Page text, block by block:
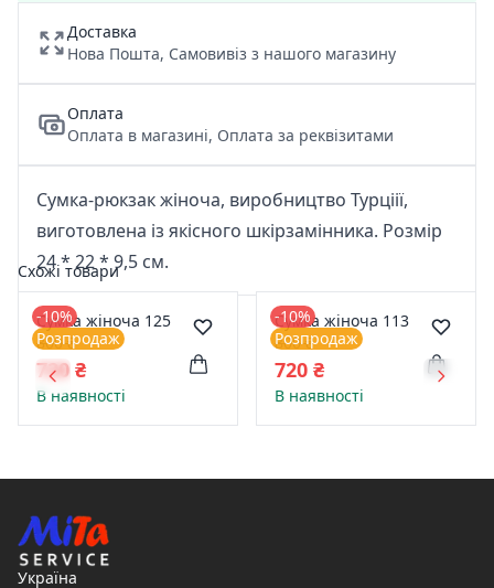
Доставка
Нова Пошта, Самовивіз з нашого магазину
Оплата
Оплата в магазині, Оплата за реквізитами
Сумка-рюкзак жіноча, виробництво Турціії,
виготовлена із якісного шкірзамінника. Розмір
24 * 22 * 9,5 см.
Схожі товари
-10%
Розпродаж
Сумка жіноча 125
800 ₴
720 ₴
В наявності
-10%
Розпродаж
Сумка жіноча 113
800 ₴
720 ₴
В наявності
Україна